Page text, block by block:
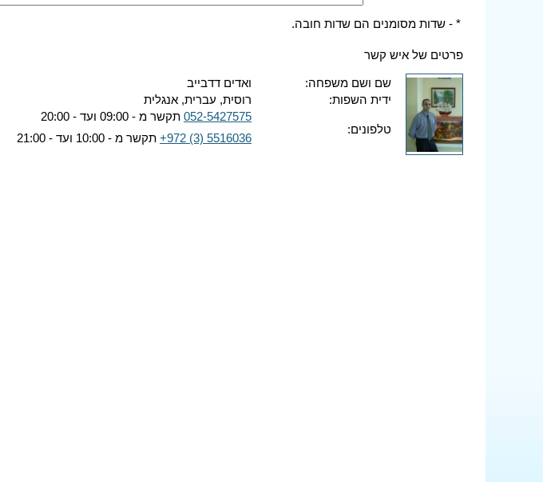
* - שדות מסומנים הם שדות חובה.
פרטים של איש קשר
שם ושם משפחה:
ואדים דדבייב
ידית השפות:
רוסית, עברית, אנגלית
טלפונים:
052-5427575 תקשר מ - 09:00 ועד - 20:00
+972 (3) 5516036 תקשר מ - 10:00 ועד - 21:00